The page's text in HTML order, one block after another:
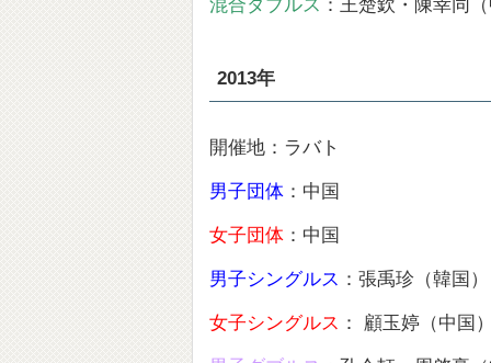
混合ダブルス ：王楚欽・陳幸同（
2013年
開催地：ラバト
男子団体 ：中国
女子団体 ：中国
男子シングルス ：張禹珍（韓国）
女子シングルス ： 顧玉婷（中国）